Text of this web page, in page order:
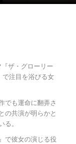
ザ・グローリー
で注目を浴びる女
でも運命に翻弄さ
の共演が明らかと
る。
で彼女の演じる役